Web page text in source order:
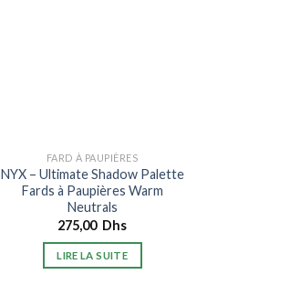
FARD À PAUPIÈRES
NYX – Ultimate Shadow Palette
Fards à Paupières Warm
Neutrals
275,00 Dhs
LIRE LA SUITE